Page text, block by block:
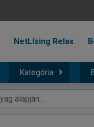
NetLízing Relax
Kategória